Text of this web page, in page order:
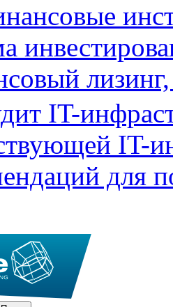
IT-
IT-
для